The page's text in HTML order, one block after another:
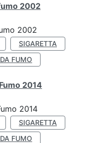
2002
2002
SIGARETTA
FUMO
2014
2014
SIGARETTA
FUMO